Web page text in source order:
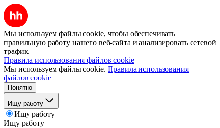
Мы используем файлы cookie, чтобы обеспечивать
правильную работу нашего веб-сайта и анализировать сетевой
трафик.
Правила использования файлов cookie
Мы используем файлы cookie. Правила использования
файлов cookie
Понятно
Ищу работу
Ищу работу
Ищу работу